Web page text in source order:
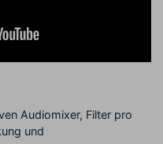
Audiomixer, Filter pro
und